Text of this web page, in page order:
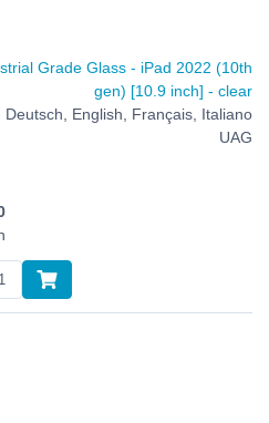
Grade Glass - iPad 2022 (10th
gen) [10.9 inch] - clear
Deutsch, English, Français, Italiano
UAG